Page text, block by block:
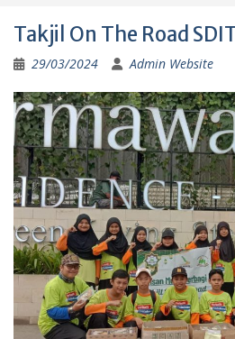
Takjil On The Road
29/03/2024 Admin Website